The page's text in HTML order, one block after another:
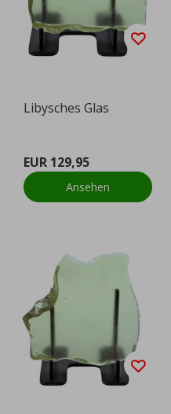
Libysches Glas
EUR 129,95
Ansehen